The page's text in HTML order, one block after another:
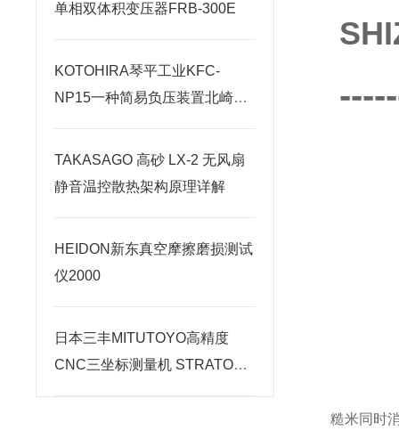
单相双体积变压器FRB-300E
KOTOHIRA琴平工业KFC-
NP15一种简易负压装置北崎热
TAKASAGO 高砂 LX-2 无风扇
静音温控散热架构原理详解
HEIDON新东真空摩擦磨损测试
仪2000
日本三丰MITUTOYO高精度
CNC三坐标测量机 STRATO系
糙米同时